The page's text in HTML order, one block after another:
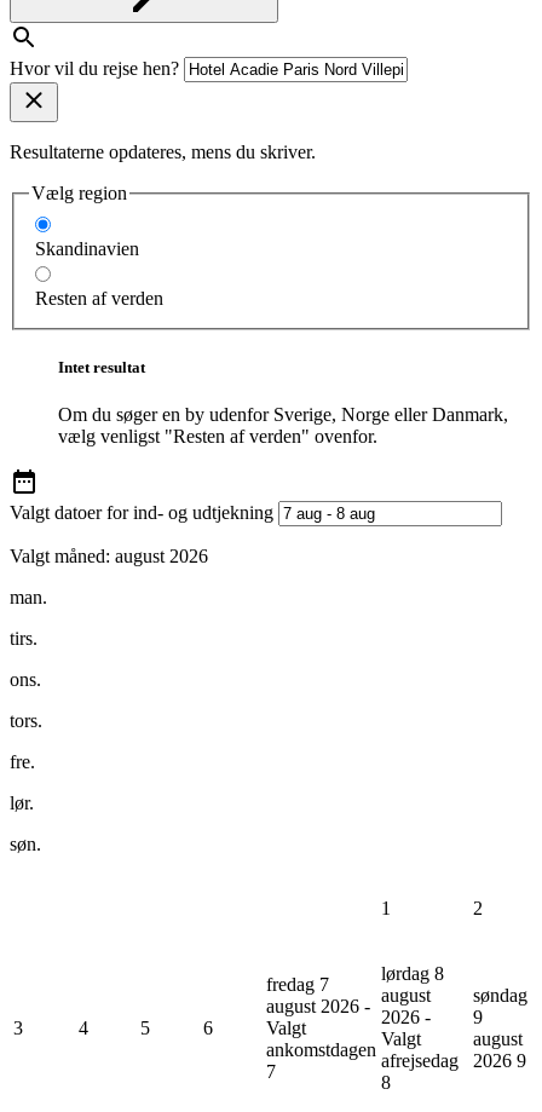
Hvor vil du rejse hen?
Resultaterne opdateres, mens du skriver.
Vælg region
Skandinavien
Resten af verden
Intet resultat
Om du søger en by udenfor Sverige, Norge eller Danmark,
vælg venligst "Resten af verden" ovenfor.
Valgt datoer for ind- og udtjekning
Valgt måned: august 2026
man.
tirs.
ons.
tors.
fre.
lør.
søn.
1 2
3 4 5 6
fredag 7
august 2026 -
Valgt
ankomstdagen
7
lørdag 8
august
2026 -
Valgt
afrejsedag
8
søndag
9
august
2026 9